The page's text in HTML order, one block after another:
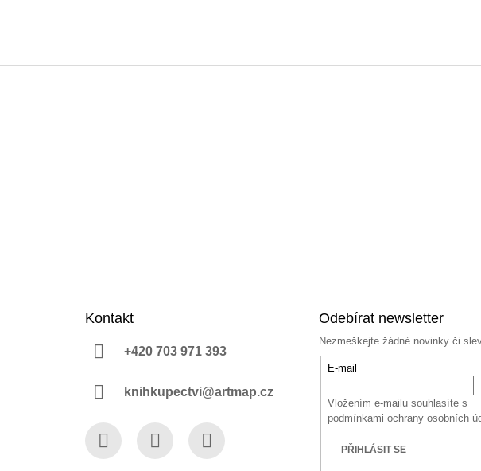
Kontakt
+420 703 971 393
knihkupectvi@artmap.cz
Odebírat newsletter
Nezmeškejte žádné novinky či
E-mail
Vložením e-mailu souhlasíte s
podmínkami ochrany osobních
PŘIHLÁSIT SE